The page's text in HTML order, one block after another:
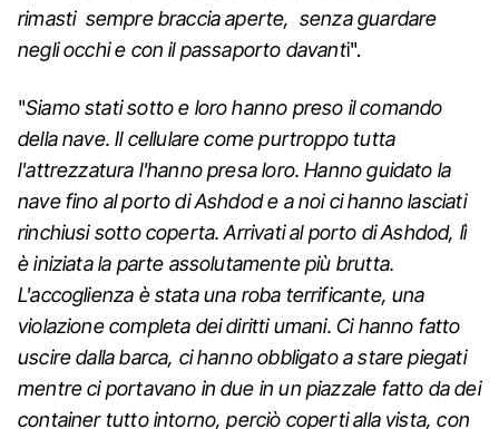
rimasti sempre braccia aperte, senza guardare
negli occhi e con il passaporto davanti".
"Siamo stati sotto e loro hanno preso il comando
della nave. Il cellulare come purtroppo tutta
l'attrezzatura l'hanno presa loro. Hanno guidato la
nave fino al porto di Ashdod e a noi ci hanno lasciati
rinchiusi sotto coperta. Arrivati al porto di Ashdod, lì
è iniziata la parte assolutamente più brutta.
L'accoglienza è stata una roba terrificante, una
violazione completa dei diritti umani. Ci hanno fatto
uscire dalla barca, ci hanno obbligato a stare piegati
mentre ci portavano in due in un piazzale fatto da dei
container tutto intorno, perciò coperti alla vista, con